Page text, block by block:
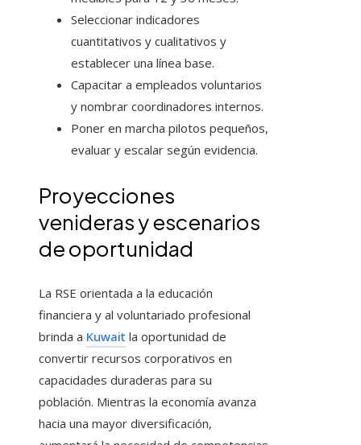
Seleccionar indicadores
cuantitativos y cualitativos y
establecer una línea base.
Capacitar a empleados voluntarios
y nombrar coordinadores internos.
Poner en marcha pilotos pequeños,
evaluar y escalar según evidencia.
Proyecciones
venideras y escenarios
de oportunidad
La RSE orientada a la educación
financiera y al voluntariado profesional
brinda a Kuwait la oportunidad de
convertir recursos corporativos en
capacidades duraderas para su
población. Mientras la economía avanza
hacia una mayor diversificación,